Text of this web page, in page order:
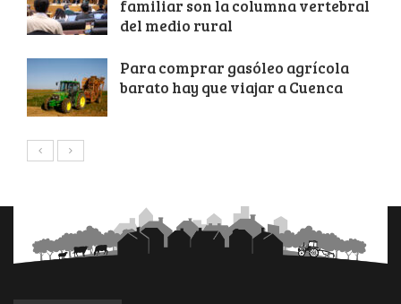
familiar son la columna vertebral
del medio rural
Para comprar gasóleo agrícola
barato hay que viajar a Cuenca